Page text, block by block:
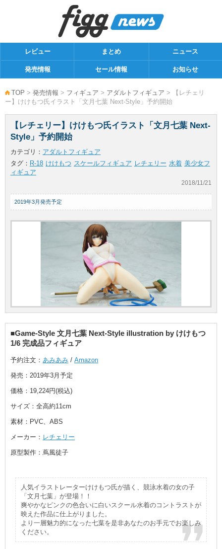
レビュー まとめ ニュース
発売情報 セール情報 お知らせ
TOP > 発売情報 > フィギュア > アダルトフィギュア > 【レチェリ
ー】けけもつ氏イラスト「文月七葉 Next-Style」予約開始
【レチェリー】けけもつ氏イラスト「文月七葉 Next-
Style」予約開始
カテゴリ： アダルトフィギュア
タグ： R-18 けけもつ スケールフィギュア レチェリー 水着 美少女フ
ィギュア
2018/11/21
2019年3月発売予定
■Game-Style 文月七葉 Next-Style illustration by けけもつ
1/6 完成品フィギュア
予約注文： あみあみ / Amazon
発売：2019年3月予定
価格：19,224円(税込)
サイズ：全高約11cm
素材：PVC、ABS
メーカー： レチェリー
原型製作：蔦風徒子
人気イラストレーターけけもつ氏が描く、競泳水着の女の子
「文月七葉」が登場！！
爽やかなピンクの色合いに白いスクール水着のコントラストが
映えた作品に仕上がりました。
より一層魅力的になった七葉を是非あなたのお手元でお楽しみ
ください。